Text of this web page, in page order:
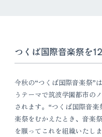
つくば国際音楽祭を
今秋の“つくば国際音楽祭”
うテーマで筑波学園都市の
されます。“つくば国際音
楽祭をむかえたとき、音楽
を願ってこれを組織いたし